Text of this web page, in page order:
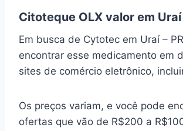
Citoteque OLX valor em Uraí
Em busca de Cytotec em Uraí –
encontrar esse medicamento em
sites de comércio eletrônico,
Os preços variam, e você pode
ofertas que vão de R$200 a